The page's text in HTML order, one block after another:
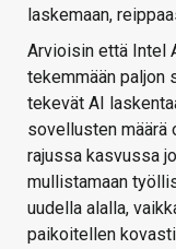
laskemaan,
Arvioisin että Intel
tekemmään paljon
tekevät AI
sovellusten määrä
rajussa kasvussa
mullistamaan
uudella alalla,
paikoitellen